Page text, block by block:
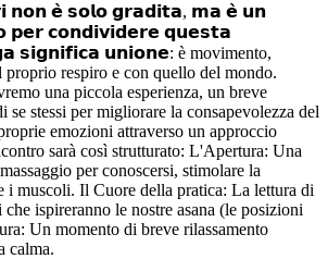
𝗻𝗼𝗻 𝗲̀ 𝘀𝗼𝗹𝗼 𝗴𝗿𝗮𝗱𝗶𝘁𝗮, 𝗺𝗮 𝗲̀ 𝘂𝗻
𝗽𝗲𝗿 𝗰𝗼𝗻𝗱𝗶𝘃𝗶𝗱𝗲𝗿𝗲 𝗾𝘂𝗲𝘀𝘁𝗮
𝘂𝗻𝗶𝗼𝗻𝗲: è movimento,
respiro e con quello del mondo.
una piccola esperienza, un breve
se stessi per migliorare la consapevolezza del
emozioni attraverso un approccio
sarà così strutturato: L'Apertura: Una
per conoscersi, stimolare la
i muscoli. Il Cuore della pratica: La lettura di
ispireranno le nostre asana (le posizioni
Un momento di breve rilassamento
calma.